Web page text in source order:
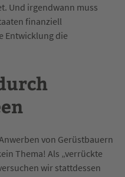
Und irgendwann muss
finanziell
Entwicklung die
von Gerüstbauern
Thema! Als „verrückte
wir stattdessen